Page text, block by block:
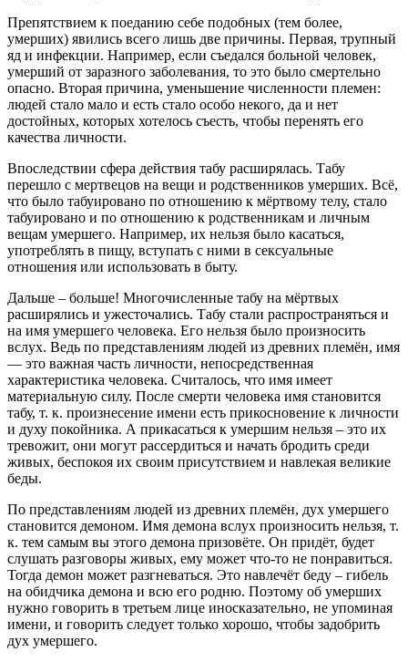
Препятствием к поеданию себе подобных (тем более,
умерших) явились всего лишь две причины. Первая, трупный
яд и инфекции. Например, если съедался больной человек,
умерший от заразного заболевания, то это было смертельно
опасно. Вторая причина, уменьшение численности племен:
людей стало мало и есть стало особо некого, да и нет
достойных, которых хотелось съесть, чтобы перенять его
качества личности.
Впоследствии сфера действия табу расширялась. Табу
перешло с мертвецов на вещи и родственников умерших. Всё,
что было табуировано по отношению к мёртвому телу, стало
табуировано и по отношению к родственникам и личным
вещам умершего. Например, их нельзя было касаться,
употреблять в пищу, вступать с ними в сексуальные
отношения или использовать в быту.
Дальше – больше! Многочисленные табу на мёртвых
расширялись и ужесточались. Табу стали распространяться и
на имя умершего человека. Его нельзя было произносить
вслух. Ведь по представлениям людей из древних племён, имя
— это важная часть личности, непосредственная
характеристика человека. Считалось, что имя имеет
материальную силу. После смерти человека имя становится
табу, т. к. произнесение имени есть прикосновение к личности
и духу покойника. А прикасаться к умершим нельзя – это их
тревожит, они могут рассердиться и начать бродить среди
живых, беспокоя их своим присутствием и навлекая великие
беды.
По представлениям людей из древних племён, дух умершего
становится демоном. Имя демона вслух произносить нельзя, т.
к. тем самым вы этого демона призовёте. Он придёт, будет
слушать разговоры живых, ему может что-то не понравиться.
Тогда демон может разгневаться. Это навлечёт беду – гибель
на обидчика демона и всю его родню. Поэтому об умерших
нужно говорить в третьем лице иносказательно, не упоминая
имени, и говорить следует только хорошо, чтобы задобрить
дух умершего.